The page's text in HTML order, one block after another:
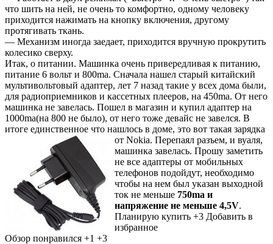
что шить на ней, не очень то комфортно, одному человеку
приходится нажимать на кнопку включения, другому
протягивать ткань.
— Механизм иногда заедает, приходится вручную прокрутить
колесико сверху.
Итак, о питании. Машинка очень привередливая к питанию,
питание 6 вольт и 800ma. Сначала нашел старый китайский
мультивольтовый адаптер, лет 7 назад такие у всех дома были,
для радиоприемников и кассетных плееров, на 450ma. От него
машинка не завелась. Пошел в магазин и купил адаптер на
1000ma(на 800 не было), от него тоже девайс не завелся. В
итоге единственное что нашлось в доме, это вот такая зарядка
от Nokia. Перепаял разъем, и вуаля,
машинка завелась. Прошу заметить
не все адаптеры от мобильных
телефонов подойдут, необходимо
чтобы на нем был указан выходной
ток не меньше 750ma и
напряжение не меньше 4,5V.
Планирую купить +3 Добавить в
избранное
Обзор понравился +1 +3